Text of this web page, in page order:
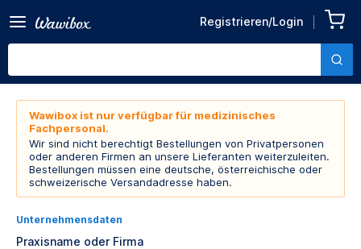
Registrieren/Login
Wawibox ist nur verfügbar für medizinisches
Fachpersonal.
Wir sind nicht berechtigt Bestellungen von Privatpersonen
oder anderen Firmen an unsere Lieferanten weiterzuleiten.
Bestellungen müssen eine deutsche, österreichische oder
schweizerische Versandadresse haben.
Unternehmensdaten
Praxisname oder Firma